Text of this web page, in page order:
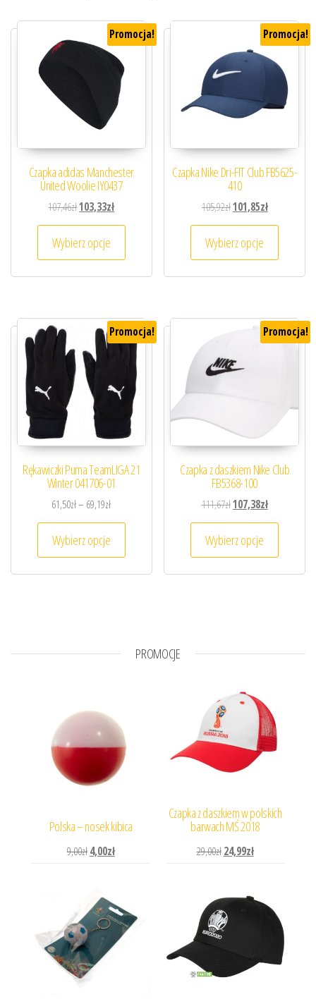
Promocja!
Czapka adidas Manchester
United Woolie IY0437
107,46złPierwotna cena wynosiła: 107,46zł.
103,33złAktualna cena wynosi: 103,33zł.
Wybierz opcje
Ten produkt ma wiele wariantów. Opcje
Promocja!
Czapka Nike Dri-FIT Club FB5625-
410
105,92złPierwotna cena
101,85złAktualna
Wybierz opcje
Ten
Promocja!
Rękawiczki Puma TeamLIGA 21
Winter 041706-01
61,50zł– 69,19złZakres cen: od 61,50zł do 69,19zł
Wybierz opcje
Ten produkt ma wiele wariantów. Opcje
Promocja!
Czapka z daszkiem Nike Club
FB5368-100
111,67złPierwotna cena
107,38złAktualna
Wybierz opcje
Ten
PROMOCJE
Polska – nosek kibica
9,00złPierwotna cena wynosiła: 9,00zł.
4,00złAktualna cena wynosi: 4,00zł.
Czapka z daszkiem w polskich
barwach MŚ 2018
29,00zł Pierwotna cena wynosiła:
24,99złAktualna cena